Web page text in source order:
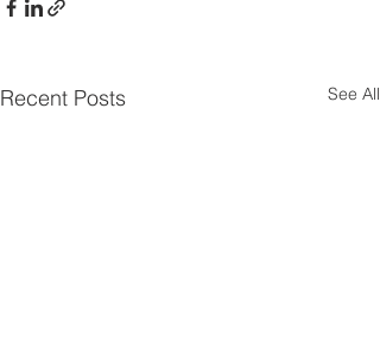
Recent Posts See All